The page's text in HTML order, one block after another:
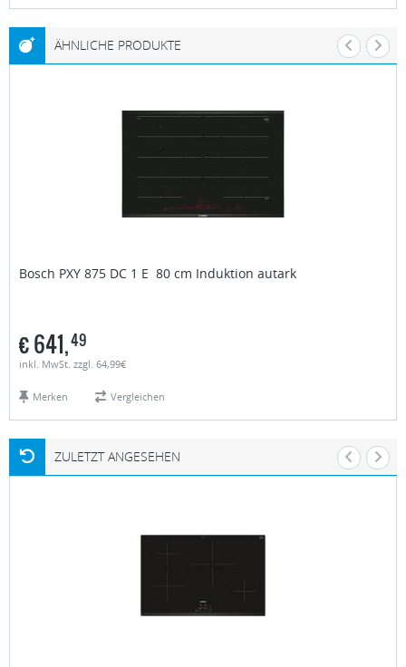
ÄHNLICHE PRODUKTE
Bosch PXY 875 DC 1 E 80 cm Induktion autark
€641,49
inkl. MwSt. zzgl. 64,99€
Merken Vergleichen
ZULETZT ANGESEHEN